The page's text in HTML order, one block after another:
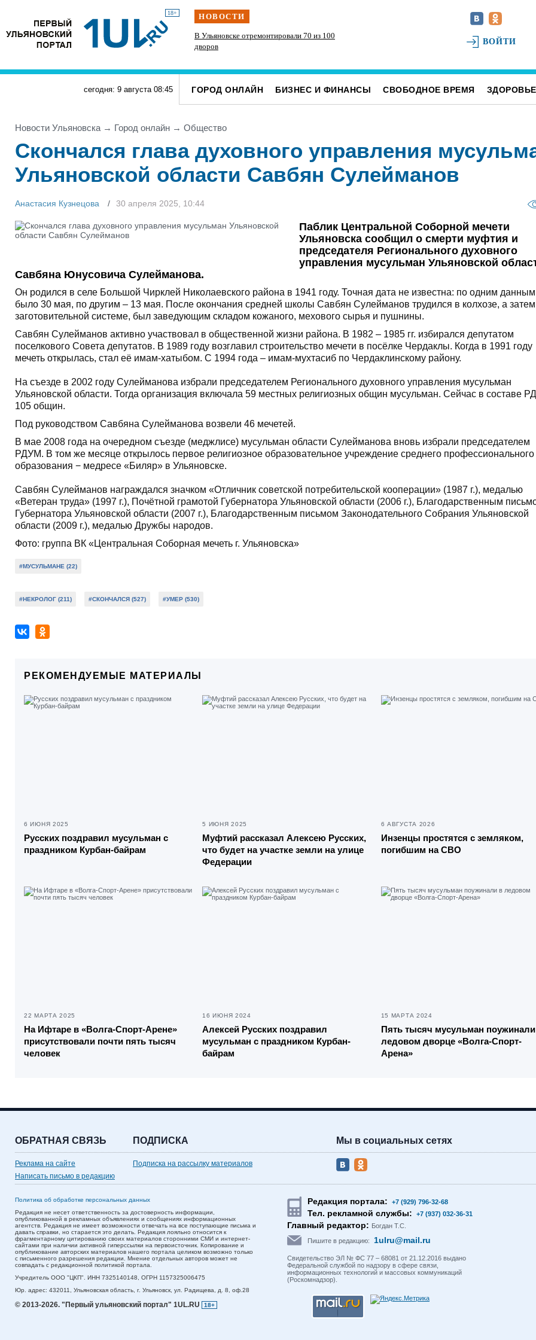
18+ НОВОСТИ
Ульяновск готовят к отопительному сезону
В Ульяновске отремонтировали 70 из 100
дворов
165 ульяновских сирот обеспечили жильём
ВОЙТИ
сегодня: 9 августа 08:45 ГОРОД ОНЛАЙН БИЗНЕС И ФИНАНСЫ СВОБОДНОЕ ВРЕМЯ ЗДОРОВЬЕ
Новости Ульяновска → Город онлайн → Общество
Скончался глава духовного управления
Ульяновской области Савбян Сулейманов
Анастасия Кузнецова 30 апреля 2025, 10:44
Паблик Центральной Соборной мечети
Ульяновска сообщил о смерти муфтия и
председателя Регионального духовного
управления мусульман Ульяновской
Савбяна Юнусовича Сулейманова.
Он родился в селе Большой Чирклей Николаевского района в 1941 году. Точная дата не известна: по одним данным
было 30 мая, по другим – 13 мая. После окончания средней школы Савбян Сулейманов трудился в колхозе, а
заготовительной системе, был заведующим складом кожаного, мехового сырья и пушнины.
Савбян Сулейманов активно участвовал в общественной жизни района. В 1982 – 1985 гг. избирался депутатом
поселкового Совета депутатов. В 1989 году возглавил строительство мечети в посёлке Чердаклы. Когда в 1991 году
мечеть открылась, стал её имам-хатыбом. С 1994 года – имам-мухтасиб по Чердаклинскому району.
На съезде в 2002 году Сулейманова избрали председателем Регионального духовного управления мусульман
Ульяновской области. Тогда организация включала 59 местных религиозных общин мусульман. Сейчас в составе
105 общин.
Под руководством Савбяна Сулейманова возвели 46 мечетей.
В мае 2008 года на очередном съезде (меджлисе) мусульман области Сулейманова вновь избрали председателем
РДУМ. В том же месяце открылось первое религиозное образовательное учреждение среднего профессионального
образования − медресе «Биляр» в Ульяновске.
Савбян Сулейманов награждался значком «Отличник советской потребительской кооперации» (1987 г.), медалью
«Ветеран труда» (1997 г.), Почётной грамотой Губернатора Ульяновской области (2006 г.), Благодарственным
Губернатора Ульяновской области (2007 г.), Благодарственным письмом Законодательного Собрания Ульяновской
области (2009 г.), медалью Дружбы народов.
Фото: группа ВК «Центральная Соборная мечеть г. Ульяновска»
#МУСУЛЬМАНЕ (22)
#НЕКРОЛОГ (211) #СКОНЧАЛСЯ (527) #УМЕР (530)
РЕКОМЕНДУЕМЫЕ МАТЕРИАЛЫ
6 ИЮНЯ 2025
Русских поздравил мусульман с
праздником Курбан-байрам
5 ИЮНЯ 2025
Муфтий рассказал Алексею Русских,
что будет на участке земли на улице
Федерации
6 АВГУСТА 2026
Инзенцы простятся с земляком,
погибшим на СВО
22 МАРТА 2025
На Ифтаре в «Волга-Спорт-Арене»
присутствовали почти пять тысяч
человек
16 ИЮНЯ 2024
Алексей Русских поздравил
мусульман с праздником Курбан-
байрам
15 МАРТА 2024
Пять тысяч мусульман
ледовом дворце «Волга-Спорт-
Арена»
ОБРАТНАЯ СВЯЗЬ
Реклама на сайте
Написать письмо в редакцию
ПОДПИСКА
Подписка на рассылку материалов
Мы в социальных сетях
Политика об обработке персональных данных
Редакция не несет ответственность за достоверность информации,
опубликованной в рекламных объявлениях и сообщениях информационных
агентств. Редакция не имеет возможности отвечать на все поступающие письма и
давать справки, но старается это делать. Редакция лояльно относится к
фрагментарному цитированию своих материалов сторонними СМИ и интернет-
сайтами при наличии активной гиперссылки на первоисточник. Копирование и
опубликование авторских материалов нашего портала целиком возможно только
с письменного разрешения редакции. Мнение отдельных авторов может не
совпадать с редакционной политикой портала.
Учредитель ООО "ЦКП". ИНН 7325140148, ОГРН 1157325006475
Юр. адрес: 432011, Ульяновская область, г. Ульяновск, ул. Радищева, д. 8, оф.28
© 2013-2026. "Первый ульяновский портал" 1UL.RU 18+
Редакция портала: +7 (929) 796-32-68
Тел. рекламной службы: +7 (937) 032-36-31
Главный редактор: Богдан Т.С.
Пишите в редакцию: 1ulru@mail.ru
Свидетельство ЭЛ № ФС 77 – 68081 от 21.12.2016 выдано
Федеральной службой по надзору в сфере связи,
информационных технологий и массовых коммуникаций
(Роскомнадзор).